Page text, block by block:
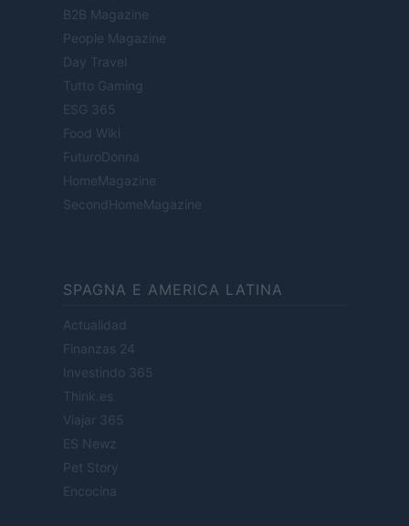
B2B Magazine
People Magazine
Day Travel
Tutto Gaming
ESG 365
Food Wiki
FuturoDonna
HomeMagazine
SecondHomeMagazine
SPAGNA E AMERICA LATINA
Actualidad
Finanzas 24
Investindo 365
Think.es
Viajar 365
ES Newz
Pet Story
Encocina